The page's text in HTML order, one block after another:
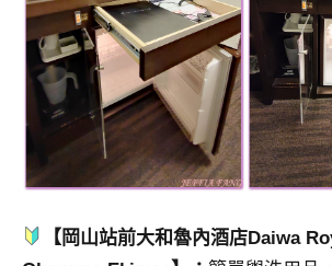
【岡山站前大和魯內酒店Daiwa